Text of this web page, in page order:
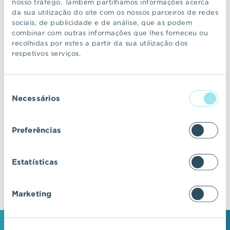
nosso tráfego. Também partilhamos informações acerca
da sua utilização do site com os nossos parceiros de redes
sociais, de publicidade e de análise, que as podem
combinar com outras informações que lhes forneceu ou
recolhidas por estes a partir da sua utilização dos
respetivos serviços.
deNecessários
Preferências
Estatísticas
Marketing
CONTINUAR A NAVEGAR
Descubra ecossistemas residenciais de
excelência, onde o design e a arquitetura se
fundem com a inovação e a sustentabilidade.